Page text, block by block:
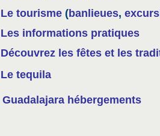
Le tourisme (banlieues,
Les informations pratiques
Découvrez les fêtes et les
Le tequila
Guadalajara hébergements